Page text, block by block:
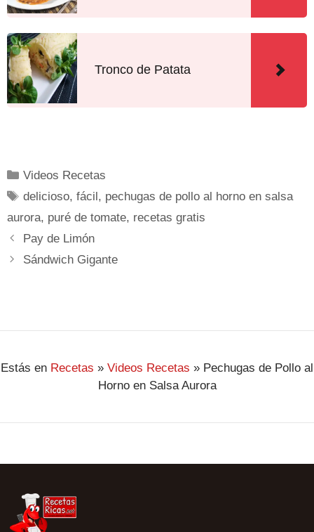
Tronco de Patata
Videos Recetas
delicioso,fácil, pechugas de pollo al horno en salsa
aurora, puré de tomate, recetas gratis
Pay de Limón
Sándwich Gigante
Estás en Recetas » Videos Recetas » Pechugas de Pollo al
Horno en Salsa Aurora